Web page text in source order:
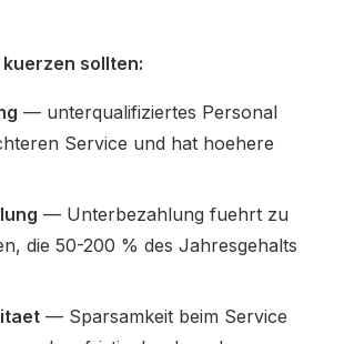
kuerzen sollten:
— unterqualifiziertes Personal
Service und hat hoehere
— Unterbezahlung fuehrt zu
die 50-200 % des Jahresgehalts
— Sparsamkeit beim Service